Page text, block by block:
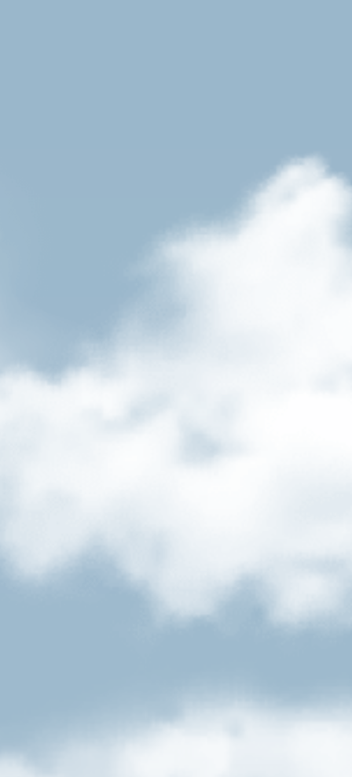
Unsere zünftige Wiesn-Spezialität. Leuchtend wie heller